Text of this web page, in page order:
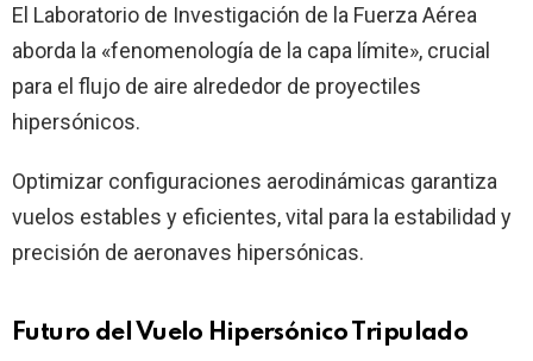
El Laboratorio de Investigación de la Fuerza Aérea
aborda la «fenomenología de la capa límite», crucial
para el flujo de aire alrededor de proyectiles
hipersónicos.
Optimizar configuraciones aerodinámicas garantiza
vuelos estables y eficientes, vital para la estabilidad y
precisión de aeronaves hipersónicas.
Futuro del Vuelo Hipersónico Tripulado